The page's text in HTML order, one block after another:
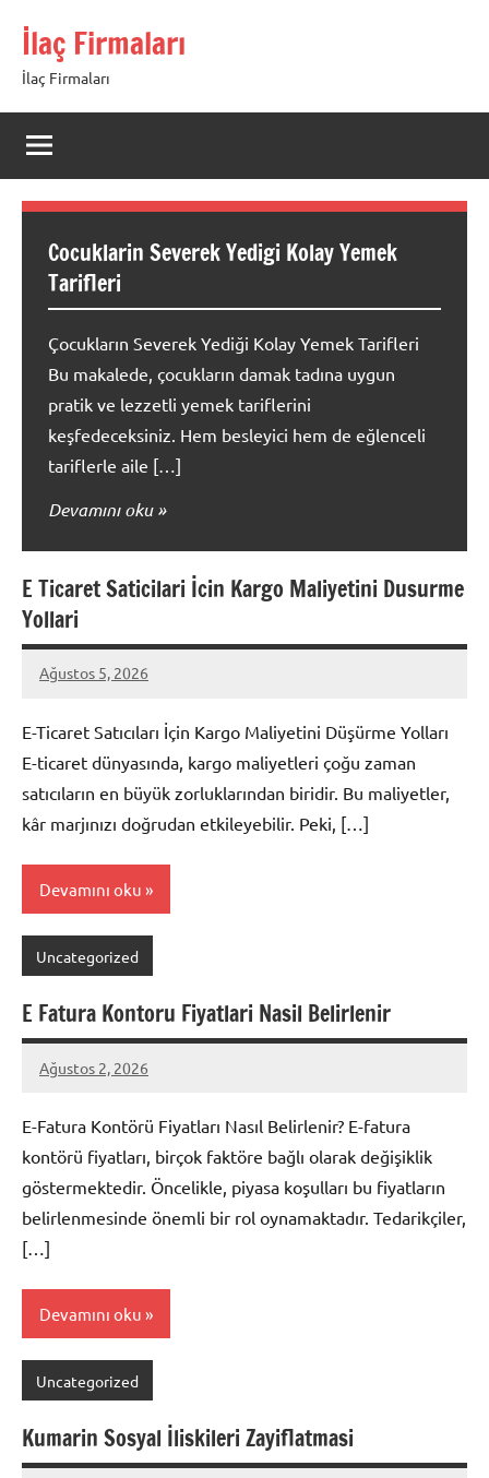
İlaç Firmaları
İlaç Firmaları
Cocuklarin Severek Yedigi Kolay Yemek
Tarifleri
Çocukların Severek Yediği Kolay Yemek Tarifleri
Bu makalede, çocukların damak tadına uygun
pratik ve lezzetli yemek tariflerini
keşfedeceksiniz. Hem besleyici hem de eğlenceli
tariflerle aile […]
Devamını oku
E Ticaret Saticilari İcin Kargo Maliyetini Dusurme
Yollari
Ağustos 5, 2026
admin
Yorum
E-Ticaret Satıcıları İçin Kargo Maliyetini Düşürme Yolları
E-ticaret dünyasında, kargo maliyetleri çoğu zaman
satıcıların en büyük zorluklarından biridir. Bu maliyetler,
kâr marjınızı doğrudan etkileyebilir. Peki, […]
Devamını oku
Uncategorized
E Fatura Kontoru Fiyatlari Nasil Belirlenir
Ağustos 2, 2026
admin
Yorum
E-Fatura Kontörü Fiyatları Nasıl Belirlenir? E-fatura
kontörü fiyatları, birçok faktöre bağlı olarak değişiklik
göstermektedir. Öncelikle, piyasa koşulları bu fiyatların
belirlenmesinde önemli bir rol oynamaktadır. Tedarikçiler,
[…]
Devamını oku
Uncategorized
Kumarin Sosyal İliskileri Zayiflatmasi